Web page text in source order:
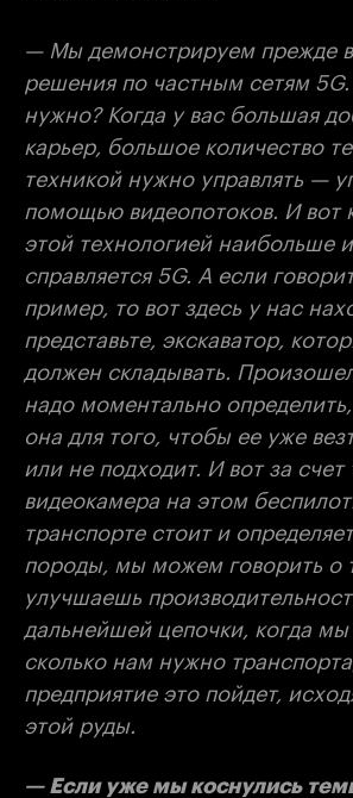
— Мы демонстрируем прежде
решения по частным сетям
нужно? Когда у вас большая
карьер, большое количество
техникой нужно управлять —
помощью видеопотоков. И вот
этой технологией наибольше
справляется 5G. А если
пример, то вот здесь у нас
представьте, экскаватор,
должен складывать.
надо моментально
она для того, чтобы ее уже
или не подходит. И вот за счет
видеокамера на этом
транспорте стоит и
породы, мы можем говорить о
улучшаешь
дальнейшей цепочки, когда
сколько нам нужно
предприятие это пойдет,
этой руды.
— Если уже мы коснулись